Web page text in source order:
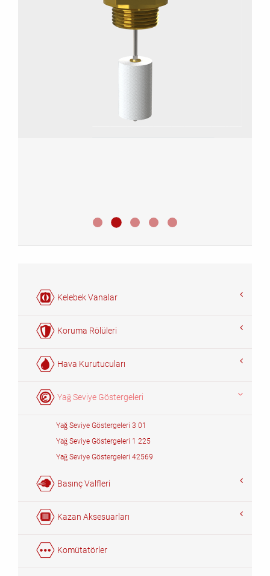
Ölstandsanzeiger 3 01 K
Ölstandsanzeiger 3 01 M
Ölstandsanzeiger 3 01
Ölstandsanzeiger 3 02 K
Kelebek Vanalar
Koruma Rölüleri
Hava Kurutucuları
Yağ Seviye Göstergeleri
Yağ Seviye Göstergeleri 3 01
Yağ Seviye Göstergeleri 1 225
Yağ Seviye Göstergeleri 42569
Basınç Valfleri
Kazan Aksesuarları
Komütatörler